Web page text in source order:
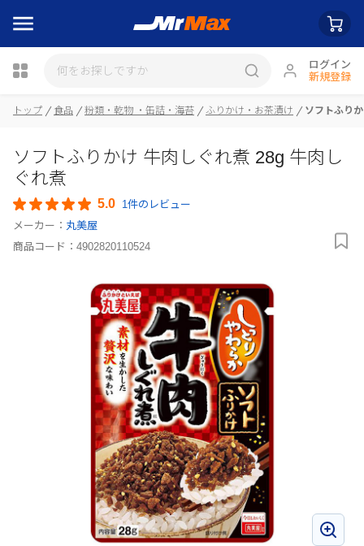
ログイン
新規登録
瓶詰
トップ 食品 粉類・乾物 ・缶詰・海苔 ふりかけ・お茶漬け ソフトふり
ソフトふりかけ 牛肉しぐれ煮 28g 牛肉し
ぐれ煮
5.0 1件のレビュー
メーカー： 丸美屋
商品コード： 4902820110524